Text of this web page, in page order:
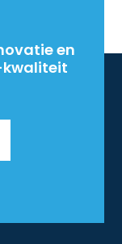
en
kwaliteit